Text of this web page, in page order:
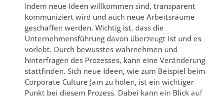
Indem neue Ideen willkommen sind, transparent
kommuniziert wird und auch neue Arbeitsräume
geschaffen werden. Wichtig ist, dass die
Unternehmensführung davon überzeugt ist und es
vorlebt. Durch bewusstes wahrnehmen und
hinterfragen des Prozesses, kann eine Veränderung
stattfinden. Sich neue Ideen, wie zum Beispiel beim
Corporate Culture Jam zu holen, ist ein wichtiger
Punkt bei diesem Prozess. Dabei kann ein Blick auf